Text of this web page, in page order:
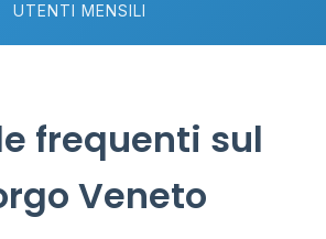
UTENTI MENSILI
frequenti sul
Veneto